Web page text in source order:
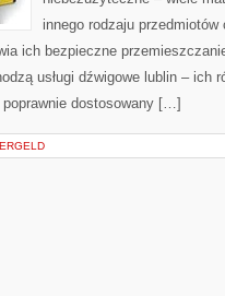
innego rodzaju
ich bezpieczne
usługi dźwigowe lublin – ich
dostosowany […]